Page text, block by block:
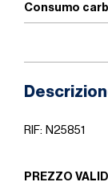
Consumo
RIF: N25851
PREZZO